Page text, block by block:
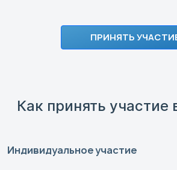
ПРИНЯТЬ
Как принять участие
Индивидуальное участие